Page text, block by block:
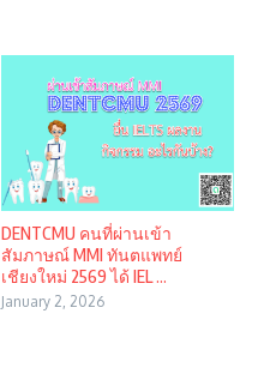
DENTCMU คนที่ผ่านเข้า
สัมภาษณ์ MMI ทันตแพทย์
เชียงใหม่ 2569 ได้ IEL ...
January 2, 2026